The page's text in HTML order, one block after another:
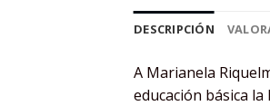
DESCRIPCIÓN
A Marianela
educación básica